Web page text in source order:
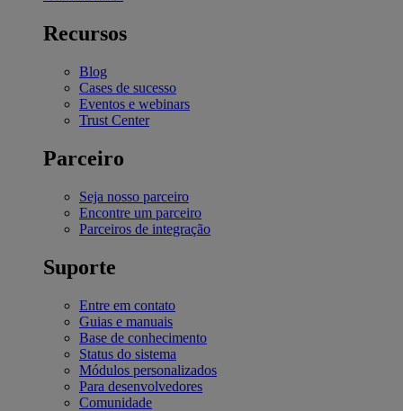
Recursos
Blog
Cases de sucesso
Eventos e webinars
Trust Center
Parceiro
Seja nosso parceiro
Encontre um parceiro
Parceiros de integração
Suporte
Entre em contato
Guias e manuais
Base de conhecimento
Status do sistema
Módulos personalizados
Para desenvolvedores
Comunidade